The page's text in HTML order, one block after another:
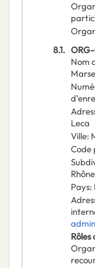
8.1.
Nom
Leca
Ville:
Code
Rhône
Pays: